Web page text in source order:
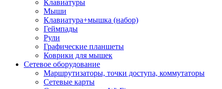
Клавиатуры
Мыши
Клавиатура+мышка (набор)
Геймпады
Рули
Графические планшеты
Коврики для мышек
Сетевое оборудование
Маршрутизаторы, точки доступа, коммутаторы
Сетевые карты